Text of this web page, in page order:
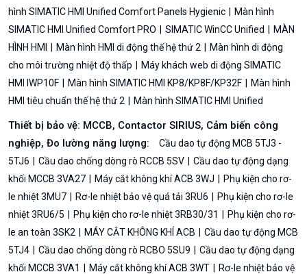
hình SIMATIC HMI Unified Comfort Panels Hygienic
Màn hình
SIMATIC HMI Unified Comfort PRO
SIMATIC WinCC Unified
MÀN
HÌNH HMI
Màn hình HMI di động thế hệ thứ 2
Màn hình di động
cho môi trường nhiệt độ thấp
Máy khách web di động SIMATIC
HMI IWP10F
Màn hình SIMATIC HMI KP8/KP8F/KP32F
Màn hình
HMI tiêu chuẩn thế hệ thứ 2
Màn hình SIMATIC HMI Unified
Thiết bị bảo vệ: MCCB, Contactor SIRIUS, Cảm biến công
nghiệp, Đo lường năng lượng:
Cầu dao tự động MCB 5TJ3 -
5TJ6
Cầu dao chống dòng rò RCCB 5SV
Cầu dao tự động dạng
khối MCCB 3VA27
Máy cắt không khí ACB 3WJ
Phụ kiện cho rơ-
le nhiệt 3MU7
Rơ-le nhiệt bảo vệ quá tải 3RU6
Phụ kiện cho rơ-le
nhiệt 3RU6/5
Phụ kiện cho rơ-le nhiệt 3RB30/31
Phụ kiện cho rơ-
le an toàn 3SK2
MÁY CẮT KHÔNG KHÍ ACB
Cầu dao tự động MCB
5TJ4
Cầu dao chống dòng rò RCBO 5SU9
Cầu dao tự động dạng
khối MCCB 3VA1
Máy cắt không khí ACB 3WT
Rơ-le nhiệt bảo vệ